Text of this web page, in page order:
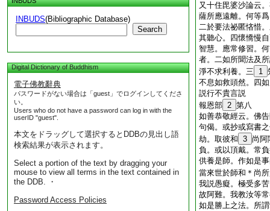
INBUDS(Bibliographic Database)
Search
Digital Dictionary of Buddhism
電子佛教辭典
パスワードがない場合は「guest」でログインしてくださ
い。
Users who do not have a password can log in with the
userID "guest".
本文をドラッグして選択するとDDBの見出し語
検索結果が表示されます。
Select a portion of the text by dragging your
mouse to view all terms in the text contained in
the DDB. ・
Password Access Policies
又十住毘婆沙論云
薩所應遠離。何等
二於要法祕匿悋惜
其聽心。四懷憍慢
智慧。應常修習。
者。二如所聞法及
淨不求利養。三
1
不息如救頭然。四
説行不貴言説
報恩部 2 第八
如善恭敬經云。佛
句偈。或抄或寫書
劫。取彼和 3 尚阿
負。或以頂戴。常
供養是師。作如是
當來世於師和＊尚
我説愚癡。極受多
故阿難。我教汝等
如是勝上之法。所